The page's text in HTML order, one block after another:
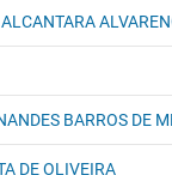
BARROS DE
DE OLIVEIRA